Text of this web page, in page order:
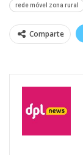
rede móvel zona rural
Comparte